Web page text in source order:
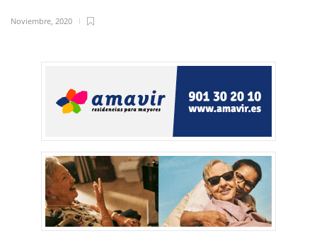
Noviembre, 2020